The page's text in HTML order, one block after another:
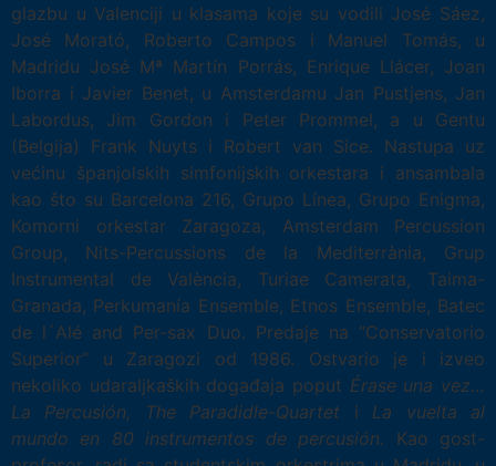
glazbu u Valenciji u klasama koje su vodili José Sáez,
José Morató, Roberto Campos i Manuel Tomás, u
Madridu José Mª Martín Porrás, Enrique Llácer, Joan
Iborra i Javier Benet, u Amsterdamu Jan Pustjens, Jan
Labordus, Jim Gordon i Peter Prommel, a u Gentu
(Belgija) Frank Nuyts i Robert van Sice. Nastupa uz
većinu španjolskih simfonijskih orkestara i ansambala
kao što su Barcelona 216, Grupo Línea, Grupo Enigma,
Komorni orkestar Zaragoza, Amsterdam Percussion
Group, Nits-Percussions de la Mediterrània, Grup
Instrumental de València, Turiae Camerata, Taima-
Granada, Perkumanía Ensemble, Etnos Ensemble, Batec
de l´Alé and Per-sax Duo. Predaje na “Conservatorio
Superior” u Zaragozi od 1986. Ostvario je i izveo
nekoliko udaraljkaških događaja poput Érase una vez…
La Percusión, The Paradidle-Quartet i La vuelta al
mundo en 80 instrumentos de percusión. Kao gost-